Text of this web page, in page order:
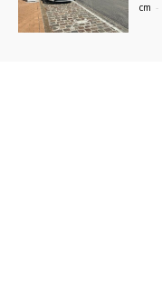
cm -